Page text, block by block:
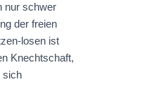
nur schwer
der freien
losen ist
Knechtschaft,
sich